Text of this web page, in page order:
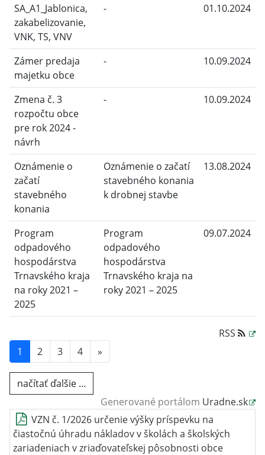
SA_A1_Jablonica,
zakabelizovanie,
VNK, TS, VNV
- 01.10.2024
Zámer predaja
majetku obce
- 10.09.2024
Zmena č. 3
rozpočtu obce
pre rok 2024 -
návrh
- 10.09.2024
Oznámenie o
začatí
stavebného
konania
Oznámenie o začatí
stavebného konania
k drobnej stavbe
13.08.2024
Program
odpadového
hospodárstva
Trnavského kraja
na roky 2021 –
2025
Program
odpadového
hospodárstva
Trnavského kraja na
roky 2021 – 2025
09.07.2024
RSS
1
2 3 4 »
načítať ďalšie ...
Generované portálom Uradne.sk
VZN č. 1/2026 určenie výšky príspevku na
čiastočnú úhradu nákladov v školách a školských
zariadeniach v zriaďovateľskej pôsobnosti obce